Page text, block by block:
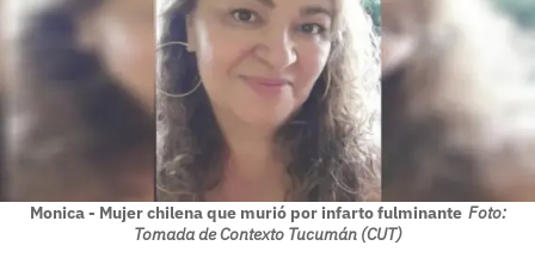
Monica - Mujer chilena que murió por infarto fulminante Foto:
Tomada de Contexto Tucumán (CUT)